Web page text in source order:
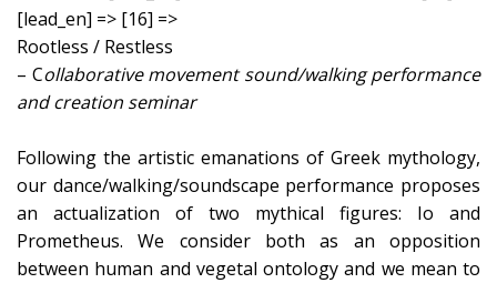
[lead_en] => [16] =>
Rootless / Restless
– Collaborative movement sound/walking performance
and creation seminar
Following the artistic emanations of Greek mythology,
our dance/walking/soundscape performance proposes
an actualization of two mythical figures: Io and
Prometheus. We consider both as an opposition
between human and vegetal ontology and we mean to